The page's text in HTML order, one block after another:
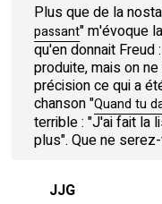
Plus que de la
passant" m'évoque
qu'en donnait
produite, mais on
précision ce qui a
chanson "Quand tu
terrible : "J'ai fait la
plus". Que ne
JJG